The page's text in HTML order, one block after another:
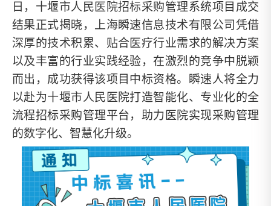
日，十堰市人民医院招标采购管理系统项目成交
结果正式揭晓，上海瞬速信息技术有限公司凭借
深厚的技术积累、贴合医疗行业需求的解决方案
以及丰富的行业实践经验，在激烈的竞争中脱颖
而出，成功获得该项目中标资格。瞬速人将全力
以赴为十堰市人民医院打造智能化、专业化的全
流程招标采购管理平台，助力医院实现采购管理
的数字化、智慧化升级。